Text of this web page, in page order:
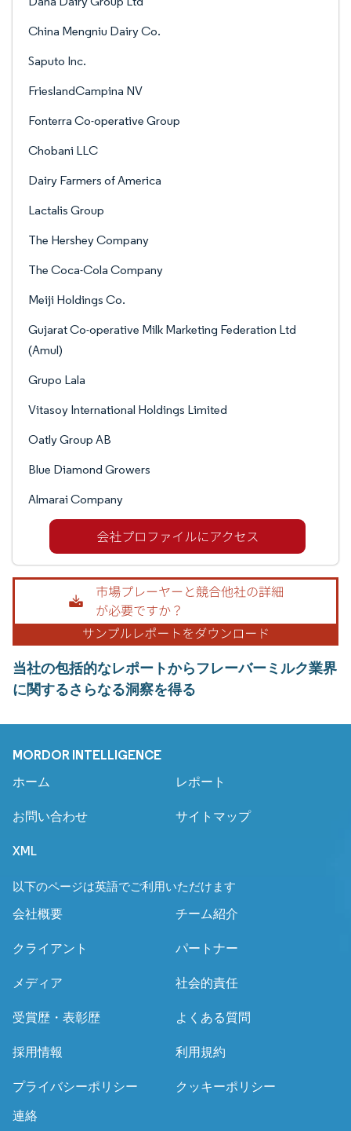
China Mengniu Dairy Co.
Saputo Inc.
FrieslandCampina NV
Fonterra Co-operative Group
Chobani LLC
Dairy Farmers of America
Lactalis Group
The Hershey Company
The Coca-Cola Company
Meiji Holdings Co.
Gujarat Co-operative Milk Marketing Federation Ltd
(Amul)
Grupo Lala
Vitasoy International Holdings Limited
Oatly Group AB
Blue Diamond Growers
Almarai Company
当社の包括的なレポートからフレーバーミルク業界
に関するさらなる洞察を得る
MORDOR INTELLIGENCE
ホーム レポート
お問い合わせ サイトマップ
XML
以下のページは英語でご利用いただけます
会社概要 チーム紹介
クライアント パートナー
メディア 社会的責任
受賞歴・表彰歴 よくある質問
採用情報 利用規約
プライバシーポリシー クッキーポリシー
連絡